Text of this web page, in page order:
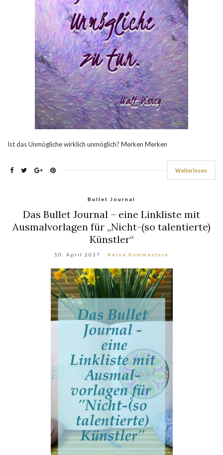
Ist das Unmögliche wirklich unmöglich? Merken Merken
Weiterlesen
Bullet Journal
Das Bullet Journal – eine Linkliste mit
Ausmalvorlagen für „Nicht-(so talentierte)
Künstler“
10. April 2017 Keine Kommentare